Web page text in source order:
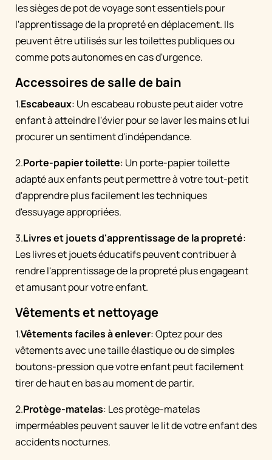
les sièges de pot de voyage sont essentiels pour
l'apprentissage de la propreté en déplacement. Ils
peuvent être utilisés sur les toilettes publiques ou
comme pots autonomes en cas d'urgence.
Accessoires de salle de bain
1.Escabeaux: Un escabeau robuste peut aider votre
enfant à atteindre l'évier pour se laver les mains et lui
procurer un sentiment d'indépendance.
2.Porte-papier toilette: Un porte-papier toilette
adapté aux enfants peut permettre à votre tout-petit
d'apprendre plus facilement les techniques
d'essuyage appropriées.
3.Livres et jouets d'apprentissage de la propreté:
Les livres et jouets éducatifs peuvent contribuer à
rendre l'apprentissage de la propreté plus engageant
et amusant pour votre enfant.
Vêtements et nettoyage
1.Vêtements faciles à enlever: Optez pour des
vêtements avec une taille élastique ou de simples
boutons-pression que votre enfant peut facilement
tirer de haut en bas au moment de partir.
2.Protège-matelas: Les protège-matelas
imperméables peuvent sauver le lit de votre enfant des
accidents nocturnes.